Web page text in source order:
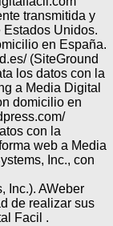
transmitida y
Unidos.
en España.
(SiteGround
los datos con la
a Media Digital
domicilio en
con la
web a Media
Inc., con
Inc.). AWeber
de realizar sus
Facil .